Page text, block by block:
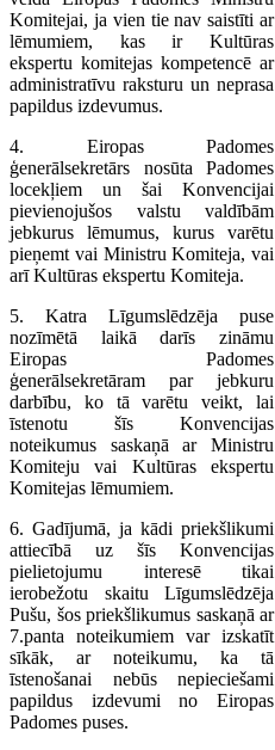
Komitejai, ja vien tie nav saistīti ar
lēmumiem, kas ir Kultūras
ekspertu komitejas kompetencē ar
administratīvu raksturu un neprasa
papildus izdevumus.
4. Eiropas Padomes
ģenerālsekretārs nosūta Padomes
locekļiem un šai Konvencijai
pievienojušos valstu valdībām
jebkurus lēmumus, kurus varētu
pieņemt vai Ministru Komiteja, vai
arī Kultūras ekspertu Komiteja.
5. Katra Līgumslēdzēja puse
nozīmētā laikā darīs zināmu
Eiropas Padomes
ģenerālsekretāram par jebkuru
darbību, ko tā varētu veikt, lai
īstenotu šīs Konvencijas
noteikumus saskaņā ar Ministru
Komiteju vai Kultūras ekspertu
Komitejas lēmumiem.
6. Gadījumā, ja kādi priekšlikumi
attiecībā uz šīs Konvencijas
pielietojumu interesē tikai
ierobežotu skaitu Līgumslēdzēja
Pušu, šos priekšlikumus saskaņā ar
7.panta noteikumiem var izskatīt
sīkāk, ar noteikumu, ka tā
īstenošanai nebūs nepieciešami
papildus izdevumi no Eiropas
Padomes puses.